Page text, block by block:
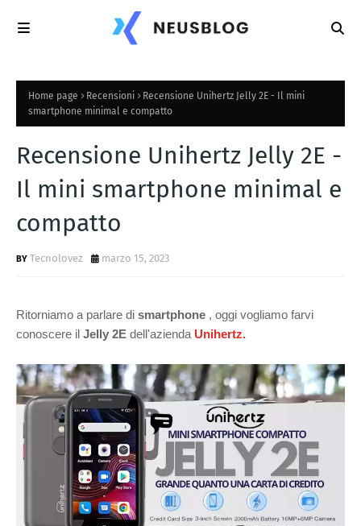
Home page Recensioni
Recensione Unihertz Jelly 2E - Il mini
smartphone minimal e compatto
Recensione Unihertz Jelly 2E -
Il mini smartphone minimal e
compatto
Tecnolovez marzo 15, 2023
Ritorniamo a parlare di smartphone , oggi vogliamo farvi
conoscere il Jelly 2E dell'azienda Unihertz.